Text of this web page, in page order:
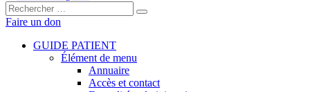
Rechercher :
Faire un don
GUIDE PATIENT
Élément de menu
Annuaire
Accès et contact